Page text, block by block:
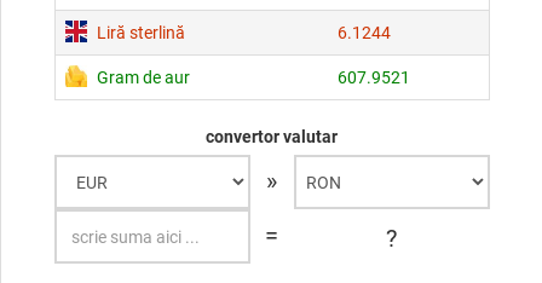
Liră sterlină 6.1244
Gram de aur 607.9521
convertor valutar
»
=
?